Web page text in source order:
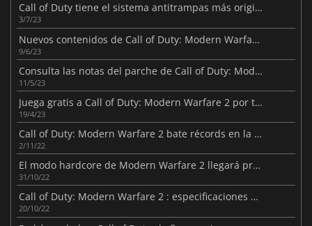
Call of Duty tiene el sistema antitrampas más original de la historia
3/7/23
Nuevos contenidos de Call of Duty: Modern Warfare 2 para la Temporada 4
9/6/23
Consulta las notas del parche de Call of Duty: Modern Warfare 2 Season 3 Reloaded
11/5/23
Juega gratis a Call of Duty: Modern Warfare 2 por tiempo limitado
19/4/23
Call of Duty: Modern Warfare 2 bate récords en la serie
2/11/22
El modo hardcore de Modern Warfare 2 llegará pronto
31/10/22
Call of Duty: Modern Warfare 2 : especificaciones y precarga
20/10/22